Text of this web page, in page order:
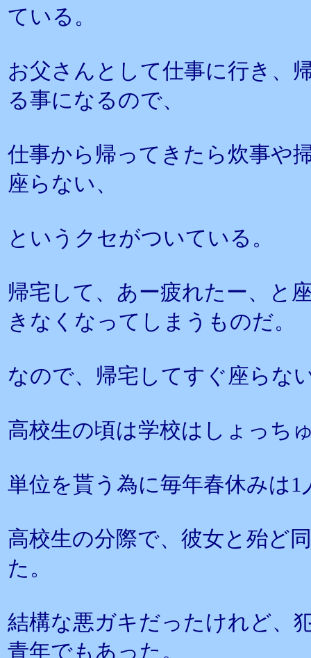
ている。
お父さんとして仕事に行き、
る事になるので、
仕事から帰ってきたら炊事や
座らない、
というクセがついている。
帰宅して、あー疲れたー、と
きなくなってしまうものだ。
なので、帰宅してすぐ座らな
高校生の頃は学校はしょっち
単位を貰う為に毎年春休みは
高校生の分際で、彼女と殆ど
た。
結構な悪ガキだったけれど、
青年でもあった。